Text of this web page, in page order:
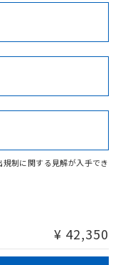
Cr(VI)
ります。
フランス
（韓国
No
/適合状況ページへ
からご検索ください
制に関する見解が入手でき
¥ 42,350